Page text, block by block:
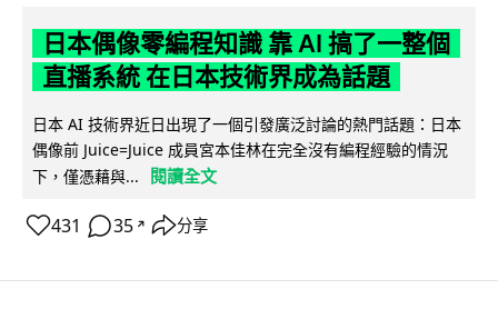
日本偶像零編程知識 靠 AI 搞了一整個
直播系統 在日本技術界成為話題
日本 AI 技術界近日出現了一個引發廣泛討論的熱門話題：日本
偶像前 Juice=Juice 成員宮本佳林在完全沒有編程經驗的情況
下，僅憑藉與...
閱讀全文
431 35 ↗ 分享